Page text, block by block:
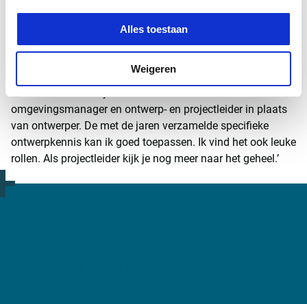
Alles toestaan
Weigeren
ingenieurswerk raakt op een of andere manier aan water.
Bovendien zijn er veel ontwerpopgaven voor onder andere
de KRW, de Kaderrichtlijn Water, die als doel heeft om de
verbeteren voor 2027. Water is een actueel thema. Zelf
omgevingsmanager en ontwerp- en projectleider in plaats
van ontwerper. De met de jaren verzamelde specifieke
ontwerpkennis kan ik goed toepassen. Ik vind het ook leuke
rollen. Als projectleider kijk je nog meer naar het geheel.’